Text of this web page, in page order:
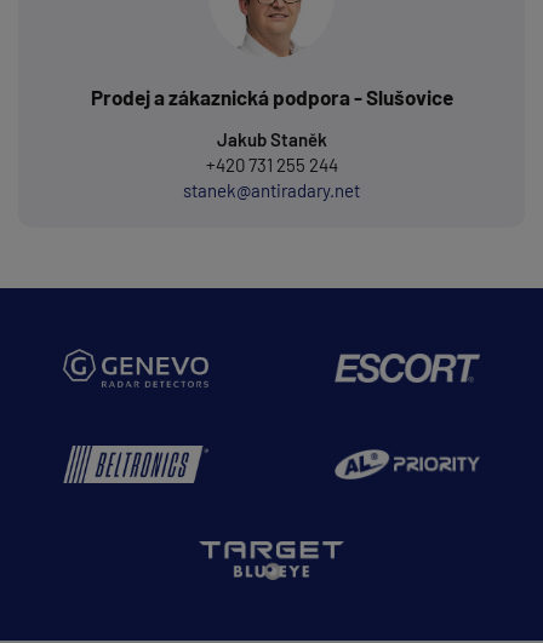
Prodej a zákaznická podpora - Slušovice
Jakub Staněk
+420 731 255 244
stanek@antiradary.net